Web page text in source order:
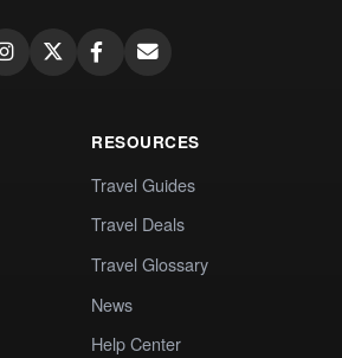
RESOURCES
Travel Guides
Travel Deals
Travel Glossary
News
Help Center